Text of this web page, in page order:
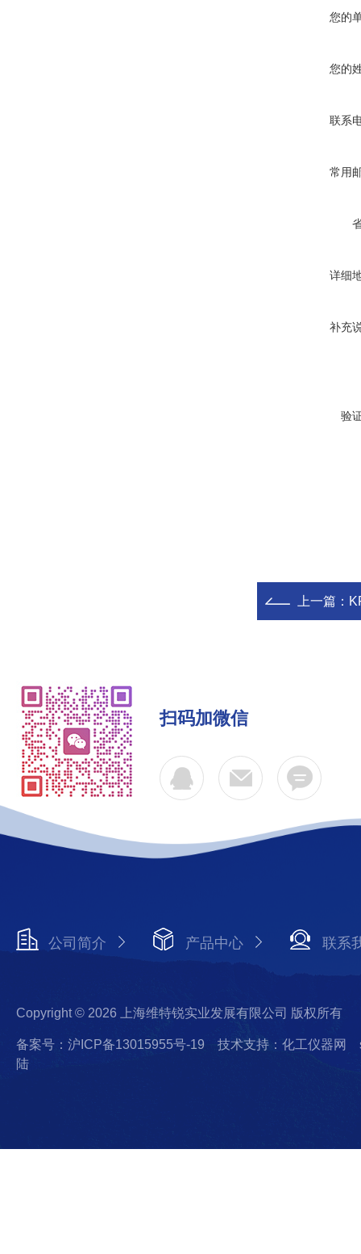
您的
您的
联系
常用
详细
补充
验
上一篇：
扫码加微信
公司简介 产品中心 联系
Copyright © 2026 上海维特锐实业发展有限公司 版权所有
备案号：沪ICP备13015955号-19 技术支持：化工仪器网
陆